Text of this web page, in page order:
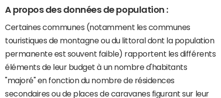
A propos des données de population :
Certaines communes (notamment les communes
touristiques de montagne ou du littoral dont la population
permanente est souvent faible) rapportent les différents
éléments de leur budget à un nombre d'habitants
"majoré" en fonction du nombre de résidences
secondaires ou de places de caravanes figurant sur leur